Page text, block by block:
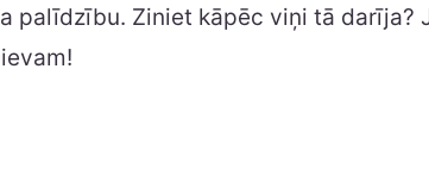
palīdzību. Ziniet kāpēc viņi tā darīja?